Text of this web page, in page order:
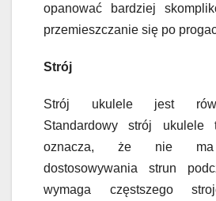
opanować bardziej
przemieszczanie się po
Strój
Strój ukulele jest
Standardowy strój ukulele
oznacza, że nie ma
dostosowywania strun
wymaga częstszego